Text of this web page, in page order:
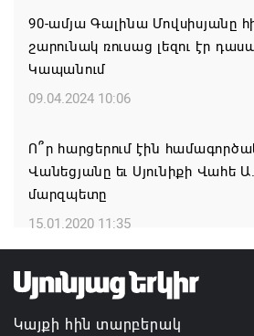
Կաթողիկոսի և 6 եպիսկոպոսի
նիստը կանցկացվի դռնփակ
07.08.2026 16:34
ՀՐԱՎԻՐՈՒՄ ԵՆՔ ՄԻԱՍԻՆ
ԲՆԱԿԱՎԱՅՐԻ ՕՐԸ
07.08.2026 16:21
նախաձեռնությամբ
մեծածավալ աշխատանքներ՝
բնակավայրերում
90-ամյա Գալինա Մովսիսյանը
շարունակ ռուսաց լեզու էր
Կապանում
09.04.2024 10:06
Ո՞ր հարցերում էին
Վանեցյանը եւ Սյունիքի Վահե
մարզպետը
15.01.2020 11:35
Կայքի հին տարբերակ